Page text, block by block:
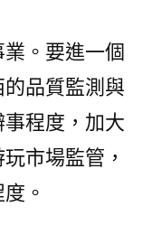
。要進一個
品質監測與
程度，加大
市場監管，
。